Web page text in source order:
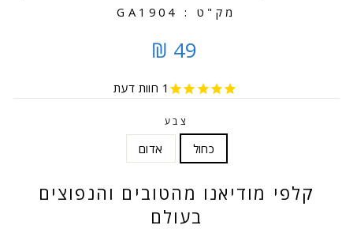
מק"ט : GA1904
49 ₪
1 חוות דעת
צבע
כחול אדום
קלפי מודיאנו מהטובים והנפוצים
בעולם